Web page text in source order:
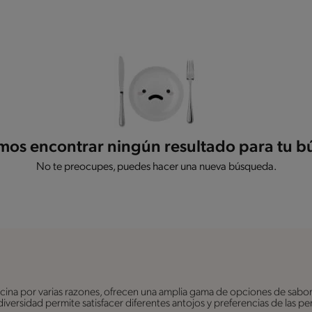
encontrar ningún resultado para tu
No te preocupes, puedes hacer una nueva búsqueda.
por varias razones, ofrecen una amplia gama de opciones de
permite satisfacer diferentes antojos y preferencias de las